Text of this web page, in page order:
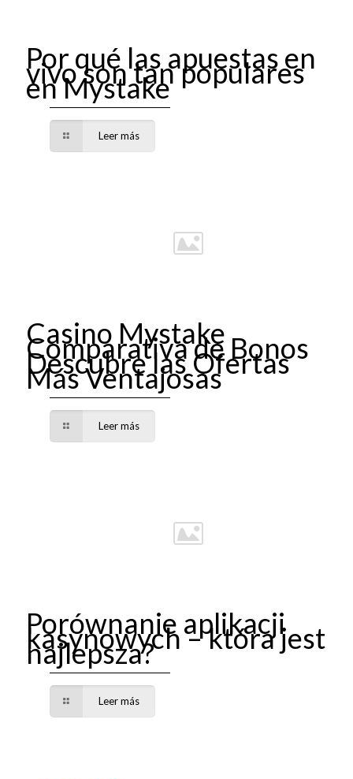
Por qué las apuestas en
vivo son tan populares
en Mystake
Leer más
Casino Mystake
Comparativa de Bonos
Descubre las Ofertas
Más Ventajosas
Leer más
Porównanie aplikacji
kasynowych – która jest
najlepsza?
Leer más